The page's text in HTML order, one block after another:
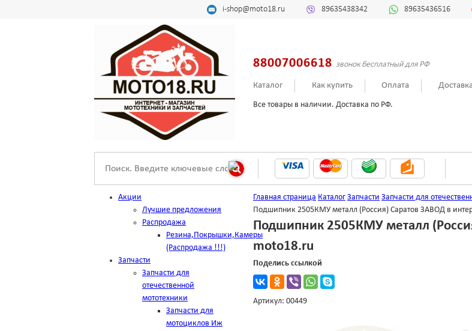
i-shop@moto18.ru 89635438342 89635436516
88007006618 звонок бесплатный для РФ
Каталог Как купить Оплата Доставка
Все товары в наличии. Доставка по РФ.
Акции
Лучшие предложения
Распродажа
Резина,Покрышки,Камеры
(Распродажа !!!)
Запчасти
Запчасти для
отечественной
мототехники
Запчасти для
мотоциклов Иж
Главная страница Каталог Запчасти Запчасти для
Подшипник 2505КМУ металл (Россия) Саратов ЗАВОД в
Подшипник 2505КМУ металл
moto18.ru
Поделись ссылкой
Артикул: 00449